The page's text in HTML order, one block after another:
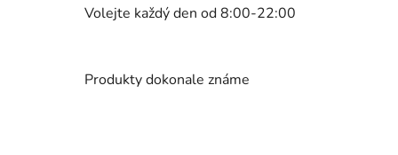
Volejte každý den od 8:00-22:00
Produkty dokonale známe